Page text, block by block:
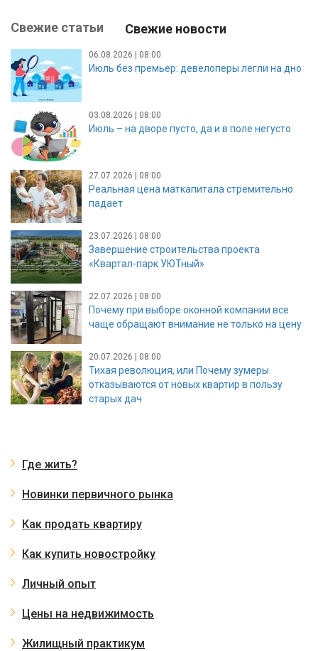
Свежие статьи Свежие новости
06.08.2026 | 08:00
Июль без премьер: девелоперы легли на дно
03.08.2026 | 08:00
Июль – на дворе пусто, да и в поле негусто
27.07.2026 | 08:00
Реальная цена маткапитала стремительно
падает
23.07.2026 | 08:00
Завершение строительства проекта
«Квартал-парк УЮТный»
22.07.2026 | 08:00
Почему при выборе оконной компании все
чаще обращают внимание не только на цену
20.07.2026 | 08:00
Тихая революция, или Почему зумеры
отказываются от новых квартир в пользу
старых дач
Где жить?
Новинки первичного рынка
Как продать квартиру
Как купить новостройку
Личный опыт
Цены на недвижимость
Жилищный практикум